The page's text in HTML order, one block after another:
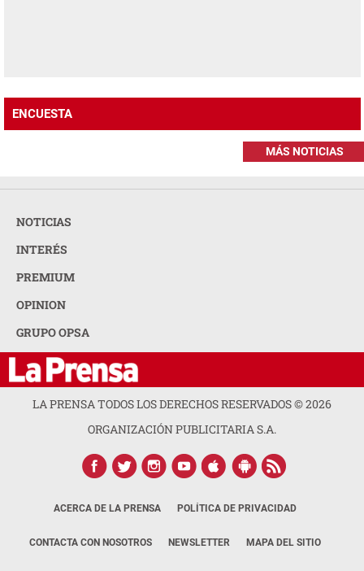
ENCUESTA
MÁS NOTICIAS
NOTICIAS
INTERÉS
PREMIUM
OPINION
GRUPO OPSA
LA PRENSA TODOS LOS DERECHOS RESERVADOS ©2026
ORGANIZACIÓN PUBLICITARIA S.A.
ACERCA DE LA PRENSA POLÍTICA DE PRIVACIDAD
CONTACTA CON NOSOTROS NEWSLETTER MAPA DEL SITIO